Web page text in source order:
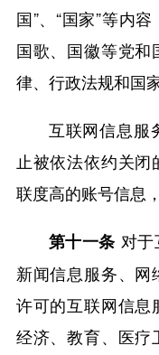
国”、“国家”等内
国歌、国徽等党
律、行政法规和国
互联网信息服
止被依法依约关闭
联度高的账号信息
第十一条 对于
新闻信息服务、
许可的互联网信息
经济、教育、医疗